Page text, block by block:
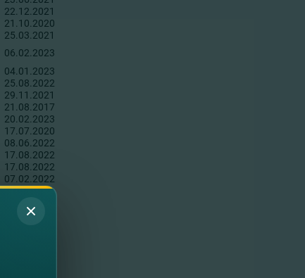
22.12.2021
21.10.2020
25.03.2021
06.02.2023
04.01.2023
25.08.2022
29.11.2021
21.08.2017
20.02.2023
17.07.2020
08.06.2022
17.08.2022
17.08.2022
07.02.2022
10.03.2021
18.08.2021